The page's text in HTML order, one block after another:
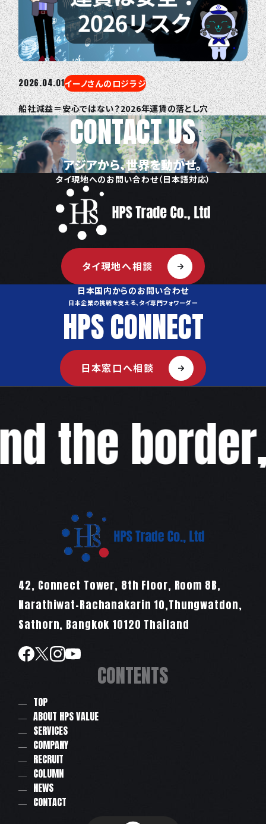
2026.04.01イーノさんのロジラジ
船社減益＝安心ではない？2026年運賃の落とし穴
CONTACT US
アジアから、世界を動かせ。
タイ現地へのお問い合わせ（日本語対応）
タイ現地へ相談
日本国内からのお問い合わせ
日本企業の挑戦を支える、タイ専門フォワーダー
HPS CONNECT
日本窓口へ相談
the
42, Connect Tower, 8th Floor, Room 8B,
Narathiwat-Rachanakarin 10,Thungwatdon,
Sathorn, Bangkok 10120 Thailand
CONTENTS
TOP
ABOUT HPS VALUE
SERVICES
COMPANY
RECRUIT
COLUMN
NEWS
CONTACT